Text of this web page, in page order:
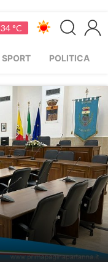
34 °C
SPORT POLITICA